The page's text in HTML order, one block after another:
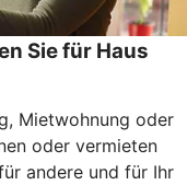
Sie für Haus
Mietwohnung oder
oder vermieten
andere und für Ihr